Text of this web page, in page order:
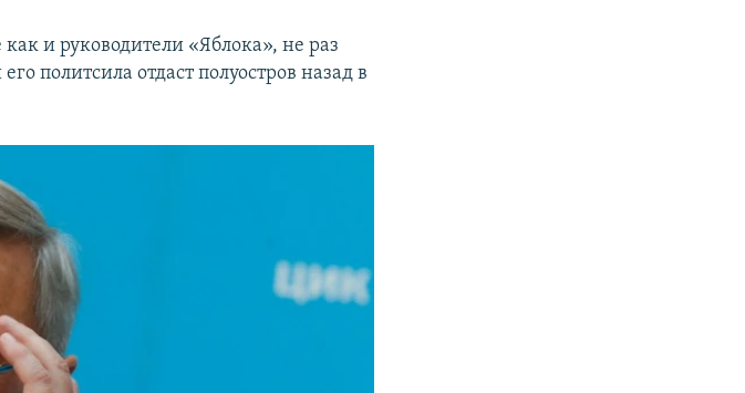
как и руководители «Яблока», не раз
политсила отдаст полуостров назад в